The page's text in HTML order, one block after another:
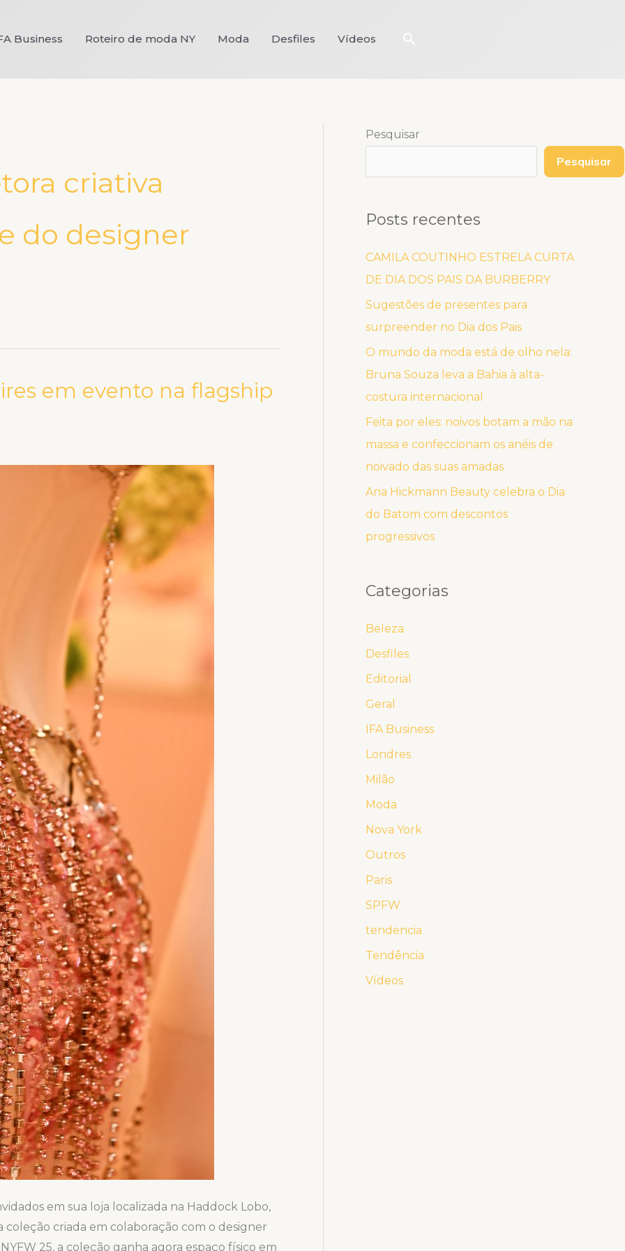
Business Roteiro de moda NY Moda Desfiles Vídeos Pesquisar
criativa
do designer
em evento na flagship
em sua loja localizada na Haddock Lobo,
coleção criada em colaboração com o designer
25, a coleção ganha agora espaço físico em
Pesquisar
Pesquisar
Posts recentes
CAMILA COUTINHO ESTRELA CURTA
DE DIA DOS PAIS DA BURBERRY
Sugestões de presentes para
surpreender no Dia dos Pais
O mundo da moda está de olho nela:
Bruna Souza leva a Bahia à alta-
costura internacional
Feita por eles: noivos botam a mão na
massa e confeccionam os anéis de
noivado das suas amadas
Ana Hickmann Beauty celebra o Dia
do Batom com descontos
progressivos
Categorias
Beleza
Desfiles
Editorial
Geral
IFA Business
Londres
Milão
Moda
Nova York
Outros
Paris
SPFW
tendencia
Tendência
Vídeos